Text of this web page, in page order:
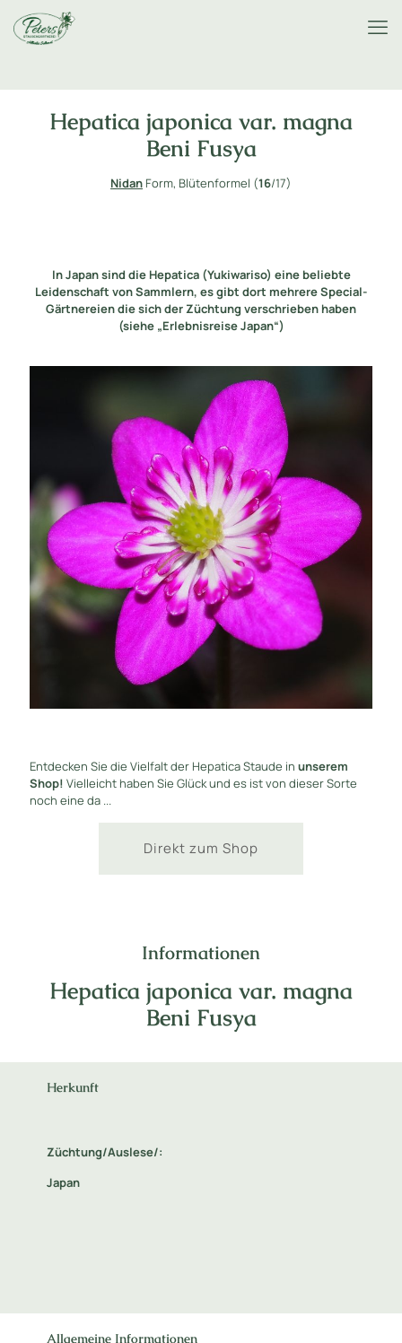
Hepatica japonica var. magna
Beni Fusya
Nidan Form, Blütenformel (16/17)
In Japan sind die Hepatica (Yukiwariso) eine beliebte
Leidenschaft von Sammlern, es gibt dort mehrere Special-
Gärtnereien die sich der Züchtung verschrieben haben
(siehe „Erlebnisreise Japan“)
Entdecken Sie die Vielfalt der Hepatica Staude in unserem
Shop! Vielleicht haben Sie Glück und es ist von dieser Sorte
noch eine da ...
Direkt zum Shop
Informationen
Hepatica japonica var. magna
Beni Fusya
Herkunft
Züchtung/Auslese/:
Japan
Allgemeine Informationen